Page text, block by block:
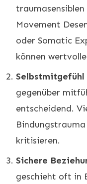
traumasensiblen
Movement
oder Somatic
können
Selbstmitgefühl
gegenüber
entscheidend.
kritisieren.
Sichere
geschieht oft in